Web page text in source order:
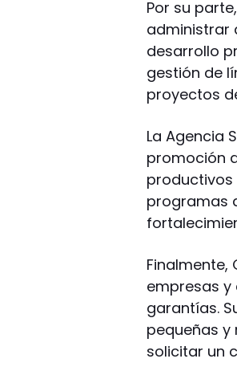
Por su
administrar
desarrollo
gestión de
proyectos
La Agencia
promoción
productivos
programas
empresas
garantías.
pequeñas
solicitar un